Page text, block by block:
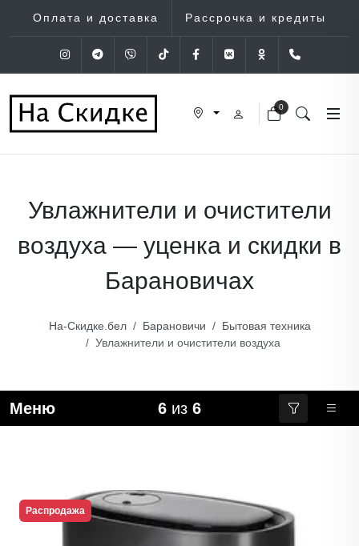
Оплата и доставка Рассрочка и кредиты
InstagramTelegram
Viber Tik-Tok Facebook
VK OK
0
Увлажнители и очистители
воздуха — уценка и скидки в
Барановичах
На-Скидке.бел Барановичи
Бытовая техника
Увлажнители и очистители воздуха
Меню 6 из 6
Распродажа